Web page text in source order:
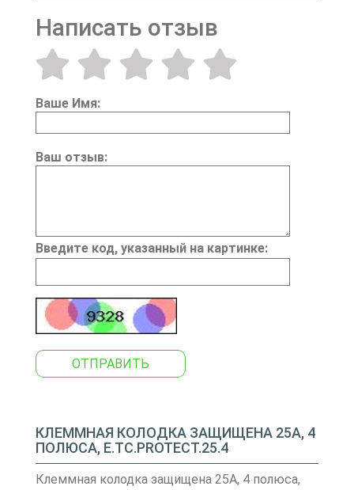
Написать отзыв
Ваше Имя:
Ваш отзыв:
Введите код, указанный на картинке:
ОТПРАВИТЬ
КЛЕММНАЯ КОЛОДКА ЗАЩИЩЕНА 25А, 4
ПОЛЮСА, E.TC.PROTECT.25.4
Клеммная колодка защищена 25А, 4 полюса,